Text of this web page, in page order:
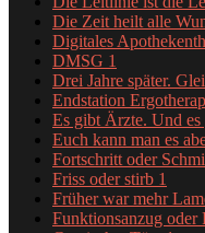
Die Zeit heilt alle
Digitales
DMSG 1
Drei Jahre später.
Endstation
Es gibt Ärzte. Und
Euch kann man es
Fortschritt oder
Friss oder stirb 1
Früher war mehr
Funktionsanzug